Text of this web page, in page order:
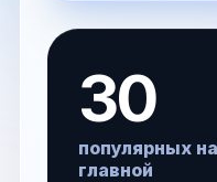
30
популярных
главной